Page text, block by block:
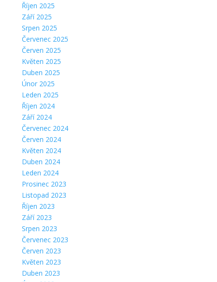
Říjen 2025
Září 2025
Srpen 2025
Červenec 2025
Červen 2025
Květen 2025
Duben 2025
Únor 2025
Leden 2025
Říjen 2024
Září 2024
Červenec 2024
Červen 2024
Květen 2024
Duben 2024
Leden 2024
Prosinec 2023
Listopad 2023
Říjen 2023
Září 2023
Srpen 2023
Červenec 2023
Červen 2023
Květen 2023
Duben 2023